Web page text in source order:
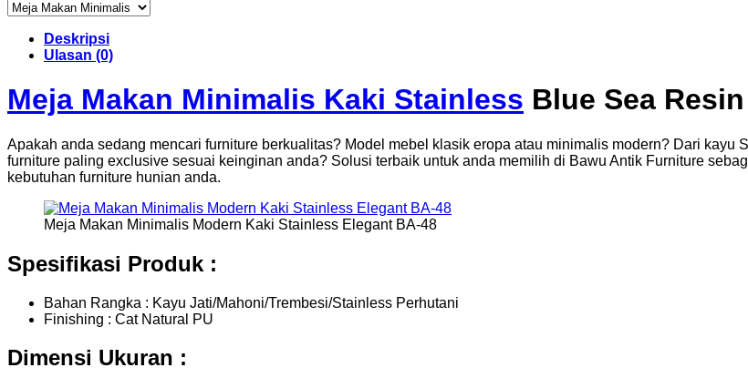
Deskripsi
Ulasan (0)
Meja Makan Minimalis Kaki Stainless Blue Sea
Apakah anda sedang mencari furniture berkualitas? Model mebel klasik eropa atau minimalis modern? Dari
furniture paling exclusive sesuai keinginan anda? Solusi terbaik untuk anda memilih di Bawu Antik Furniture
kebutuhan furniture hunian anda.
Meja Makan Minimalis Modern Kaki Stainless Elegant BA-48
Spesifikasi Produk :
Bahan Rangka : Kayu Jati/Mahoni/Trembesi/Stainless Perhutani
Finishing : Cat Natural PU
Dimensi Ukuran :